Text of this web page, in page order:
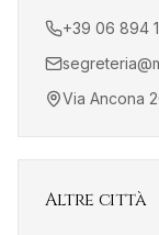
+39 06 894
Via Ancona
Altre città